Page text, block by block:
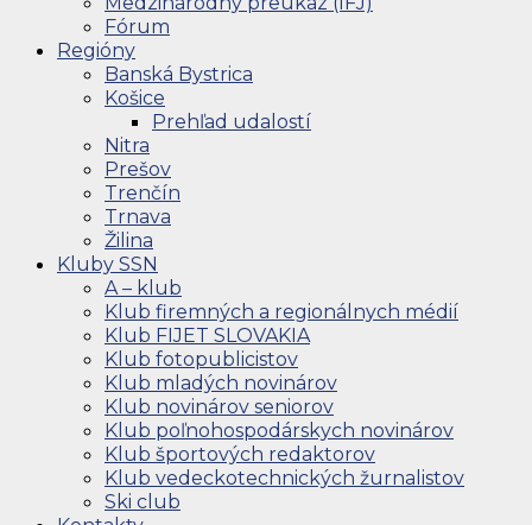
Fórum
Regióny
Banská Bystrica
Košice
Prehľad udalostí
Nitra
Prešov
Trenčín
Trnava
Žilina
Kluby SSN
A – klub
Klub firemných a regionálnych médií
Klub FIJET SLOVAKIA
Klub fotopublicistov
Klub mladých novinárov
Klub novinárov seniorov
Klub poľnohospodárskych novinárov
Klub športových redaktorov
Klub vedeckotechnických žurnalistov
Ski club